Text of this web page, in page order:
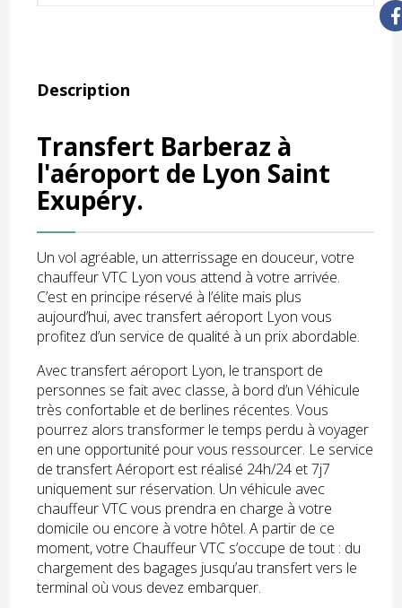
Description
Transfert Barberaz à
l'aéroport de Lyon Saint
Exupéry.
Un vol agréable, un atterrissage en douceur, votre
chauffeur VTC Lyon vous attend à votre arrivée.
C’est en principe réservé à l’élite mais plus
aujourd’hui, avec transfert aéroport Lyon vous
profitez d’un service de qualité à un prix abordable.
Avec transfert aéroport Lyon, le transport de
personnes se fait avec classe, à bord d’un Véhicule
très confortable et de berlines récentes. Vous
pourrez alors transformer le temps perdu à voyager
en une opportunité pour vous ressourcer. Le service
de transfert Aéroport est réalisé 24h/24 et 7j7
uniquement sur réservation. Un véhicule avec
chauffeur VTC vous prendra en charge à votre
domicile ou encore à votre hôtel. A partir de ce
moment, votre Chauffeur VTC s’occupe de tout : du
chargement des bagages jusqu’au transfert vers le
terminal où vous devez embarquer.